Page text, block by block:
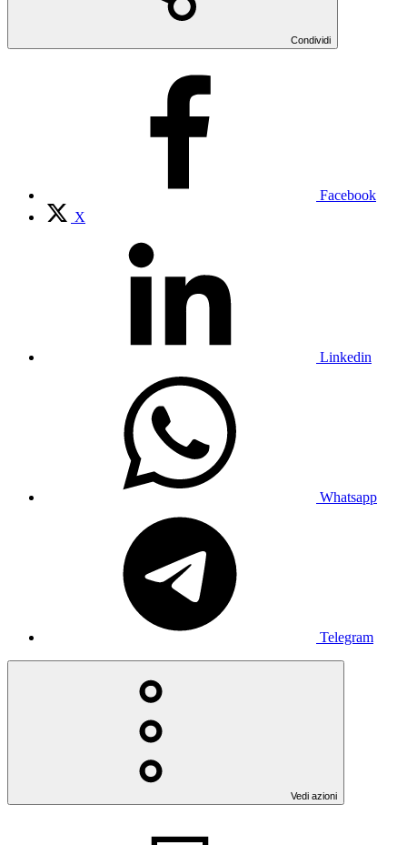
Condividi
Facebook
X
Linkedin
Whatsapp
Telegram
Vedi azioni